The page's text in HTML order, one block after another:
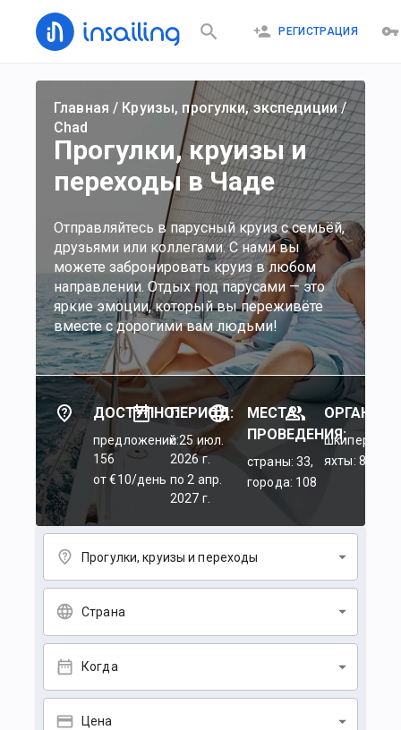
РЕГИСТРАЦИЯ
Главная / Круизы, прогулки, экспедиции/
Chad
Прогулки, круизы и
переходы в Чаде
Отправляйтесь в парусный круиз с семьёй,
друзьями или коллегами. С нами вы
можете забронировать круиз в любом
направлении. Отдых под парусами — это
яркие эмоции, который вы переживёте
вместе с дорогими вам людьми!
ДОСТУПНО:
предложений:
156
от €10/день
ПЕРИОД:
c 25 июл.
2026 г.
по 2 апр.
2027 г.
МЕСТА
ПРОВЕДЕНИЯ:
страны: 33,
города: 108
шкиперы: 45,
яхты: 84
Прогулки, круизы и переходы
Страна
Когда
Цена